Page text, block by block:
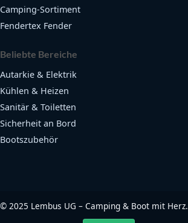
Camping-Sortiment
Fendertex Fender
Beliebte Bereiche
Autarkie & Elektrik
Kühlen & Heizen
Sanitär & Toiletten
Sicherheit an Bord
Bootszubehör
© 2025 Lembus UG – Camping & Boot mit Herz.